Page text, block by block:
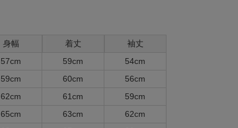
身幅 着丈
袖丈
57cm 59cm
54cm
59cm 60cm
56cm
62cm 61cm
59cm
65cm 63cm
62cm